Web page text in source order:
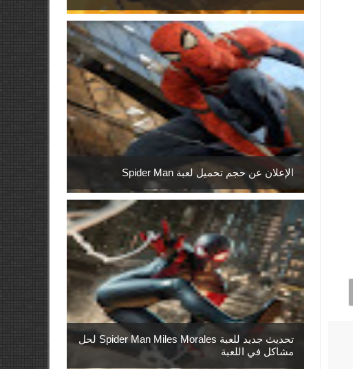
الإعلان عن حجم تحميل لعبة Spider Man
تحديث جديد للعبة Spider Man Miles Morales لحل
مشاكل في اللعبة